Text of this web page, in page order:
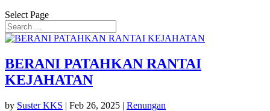
Select Page
BERANI PATAHKAN RANTAI
KEJAHATAN
by Suster KKS | Feb 26, 2025 | Renungan